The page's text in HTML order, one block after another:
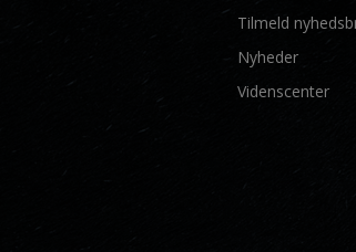
Tilmeld
Nyheder
Videnscenter